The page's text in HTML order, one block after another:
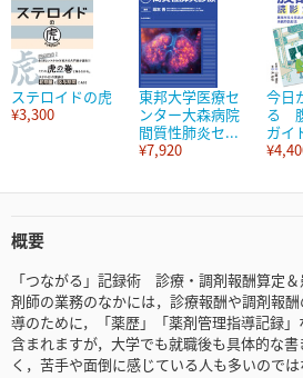
ステロイドの虎
¥3,300
東邦大学医療セ
ンター大森病院
間質性肺炎セ...
¥7,920
今日
る
ガイ
概要
「つながる」記録術 診療・調剤報酬算定
剤師の業務のなかには，診療報酬や調剤報
導のために，「薬歴」「薬剤管理指導記録
含まれますが，大学でも就職後も具体的な
く，苦手や面倒に感じている人も多いので